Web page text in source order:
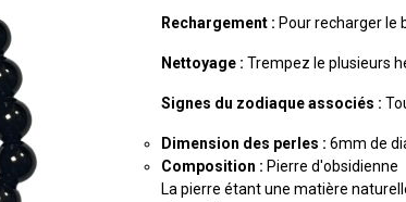
Rechargement : Pour recharger le
Nettoyage : Trempez le plusieurs
Signes du zodiaque associés :
Dimension des perles : 6mm de
Composition : Pierre d'obsidienne
La pierre étant une matière